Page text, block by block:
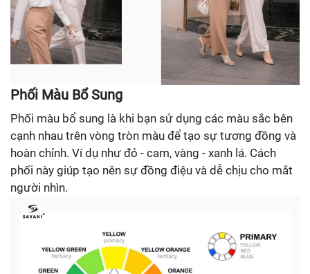
Phối Màu Bổ Sung
Phối màu bổ sung là khi bạn sử dụng các màu sắc bên
cạnh nhau trên vòng tròn màu để tạo sự tương đồng và
hoàn chỉnh. Ví dụ như đỏ - cam, vàng - xanh lá. Cách
phối này giúp tạo nên sự đồng điệu và dễ chịu cho mắt
người nhìn.